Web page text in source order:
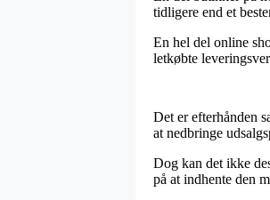
tidligere end et
En hel del online
letkøbte
Det er efterhånden
at nedbringe
Dog kan det ikke
på at indhente den